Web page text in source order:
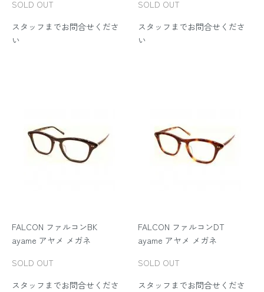
SOLD OUT
スタッフまでお問合せくださ
い
SOLD OUT
スタッフまでお問合せくださ
い
FALCON ファルコンBK
ayame アヤメ メガネ
SOLD OUT
スタッフまでお問合せくださ
FALCON ファルコンDT
ayame アヤメ メガネ
SOLD OUT
スタッフまでお問合せくださ